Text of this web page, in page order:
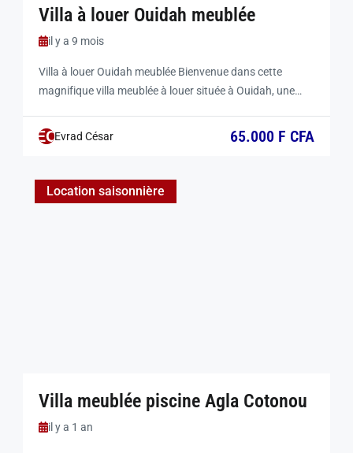
Villa à louer Ouidah meublée
il y a 9 mois
Villa à louer Ouidah meublée Bienvenue dans cette
magnifique villa meublée à louer située à Ouidah, une
Érigée sur un terrain de 1000 m² avec un jardin
verdoyant, cette villa est parfaite pour un séjour paisible.
équipée d’une télévision et d’une salle […]
ECEvrad César 65.000 F CFA
Location saisonnière
Villa meublée piscine Agla Cotonou
il y a 1 an